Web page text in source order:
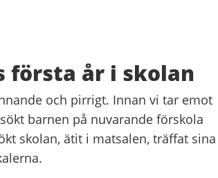
första år i skolan
och pirrigt. Innan vi tar emot
barnen på nuvarande förskola
skolan, ätit i matsalen, träffat sina